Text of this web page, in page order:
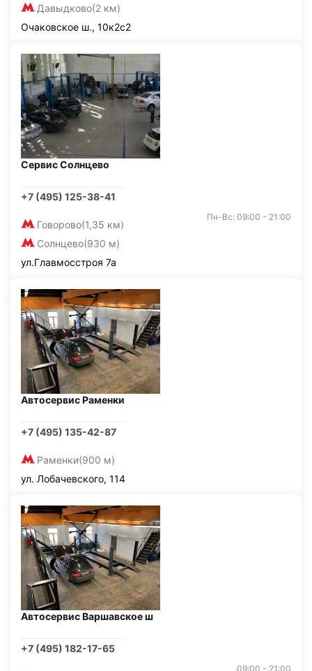
Давыдково(2 км)
Очаковское ш., 10к2с2
Сервис Солнцево
+7 (495) 125-38-41
Говорово(1,35 км)
Солнцево(930 м)
Пн-Вс: 09:00 - 21:00
ул.Главмосстроя 7а
Автосервис Раменки
+7 (495) 135-42-87
Раменки(900 м)
ул. Лобачевского, 114
Автосервис Варшавское ш
+7 (495) 182-17-65
09:00 - 21:00